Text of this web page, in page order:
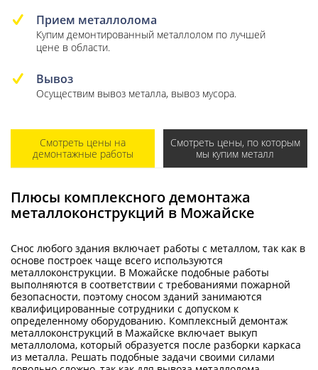
Прием металлолома
Купим демонтированный металлолом по лучшей
цене в области.
Вывоз
Осуществим вывоз металла, вывоз мусора.
Смотреть цены на
демонтажные работы
Смотреть цены, по которым
мы купим металл
Плюсы комплексного демонтажа
металлоконструкций в Можайске
Снос любого здания включает работы с металлом, так как в
основе построек чаще всего используются
металлоконструкции. В Можайске подобные работы
выполняются в соответствии с требованиями пожарной
безопасности, поэтому сносом зданий занимаются
квалифицированные сотрудники с допуском к
определенному оборудованию. Комплексный демонтаж
металлоконструкций в Мажайске включает выкуп
металлолома, который образуется после разборки каркаса
из металла. Решать подобные задачи своими силами